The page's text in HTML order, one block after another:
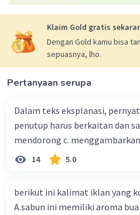
baiknya", "baiknya",
"sebaiknya kamu",
sebagainya.
Memiliki tujuan
Sebaiknya kamu
lulus ujian.
Alangkah baiknya
lingkungan agar
meningkatkan
Sebaiknya kamu
Klaim Gold gratis
Dengan Gold kamu bisa
sepuasnya, lho.
Pertanyaan serupa
Dalam teks eksplanasi,
penutup harus berkaitan dan
mendorong c.
14 5.0
berikut ini kalimat iklan yang
A.sabun ini memiliki aroma